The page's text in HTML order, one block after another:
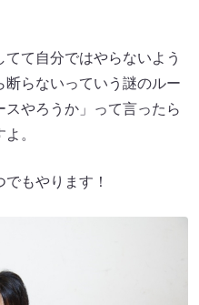
て自分ではやらないよう
らないっていう謎のルー
やろうか」って言ったら
。
もやります！